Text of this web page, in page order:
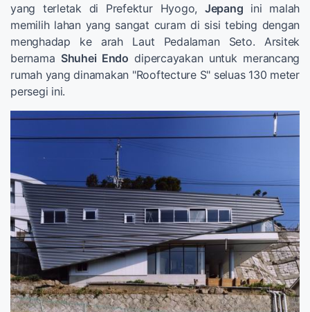
yang terletak di Prefektur Hyogo, Jepang ini malah
memilih lahan yang sangat curam di sisi tebing dengan
menghadap ke arah Laut Pedalaman Seto. Arsitek
bernama Shuhei Endo dipercayakan untuk merancang
rumah yang dinamakan "Rooftecture S" seluas 130 meter
persegi ini.